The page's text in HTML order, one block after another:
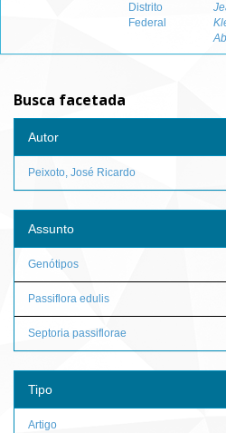
Distrito
Federal
Busca facetada
Autor
Peixoto, José Ricardo
Assunto
Genótipos
Passiflora edulis
Septoria passiflorae
Tipo
Artigo